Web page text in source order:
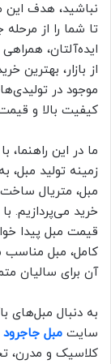
نباشید، هدف این
تا شما را از
ایده‌آلتان،
از بازار، بهترین
موجود در
کیفیت بالا و
ما در این
زمینه تولید مبل،
مبل، متریال
خرید می‌پردازیم.
قیمت مبل پیدا
کامل، مبل مناسب
آن برای سالیان
به دنبال مبل‌های
سایت مبل جاجرود
کلاسیک و مدرن،